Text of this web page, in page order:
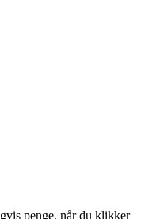
penge, når du klikker